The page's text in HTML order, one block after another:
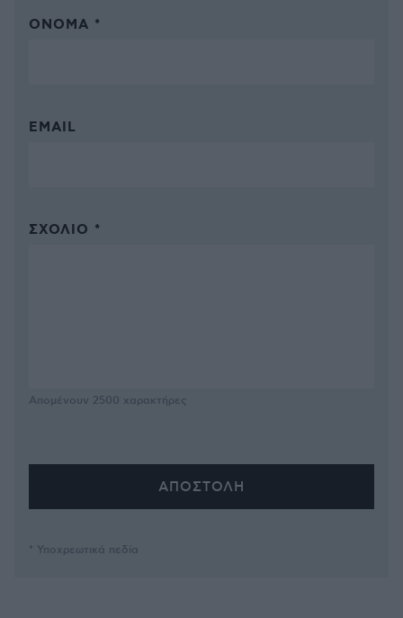
ΌΝΟΜΑ *
EMAIL
ΣΧΌΛΙΟ *
Απομένουν 2500 χαρακτήρες
* Υποχρεωτικά πεδία